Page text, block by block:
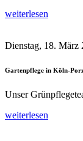
weiterlesen
Dienstag, 18. März
Gartenpflege in Köln-
Unser
weiterlesen